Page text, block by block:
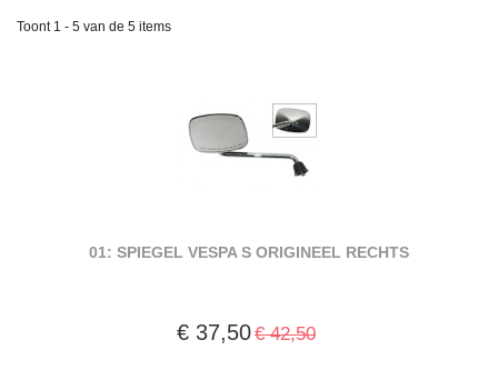
Toont 1 - 5 van de 5 items
01: SPIEGEL VESPA S ORIGINEEL RECHTS
€ 37,50€ 42,50